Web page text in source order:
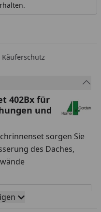
Käuferschutz
402Bx für
und
sorgen Sie
des Daches,
Gr. 2 und 3